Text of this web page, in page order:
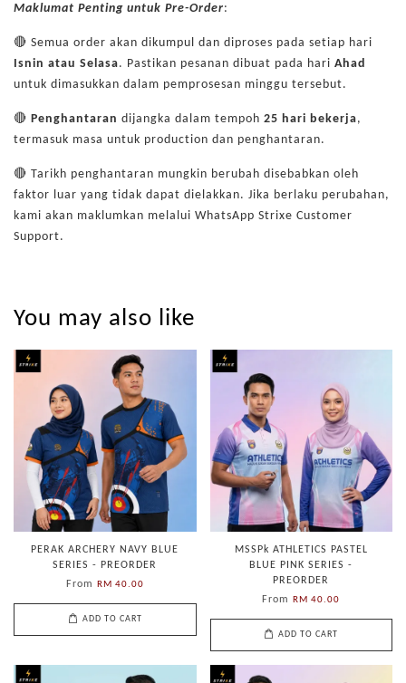
Maklumat Penting untuk Pre-Order:
🔴 Semua order akan dikumpul dan diproses pada setiap hari
Isnin atau Selasa. Pastikan pesanan dibuat pada hari Ahad
untuk dimasukkan dalam pemprosesan minggu tersebut.
🔴 Penghantaran dijangka dalam tempoh 25 hari bekerja,
termasuk masa untuk production dan penghantaran.
🔴 Tarikh penghantaran mungkin berubah disebabkan oleh
faktor luar yang tidak dapat dielakkan. Jika berlaku perubahan,
kami akan maklumkan melalui WhatsApp Strixe Customer
Support.
You may also like
PERAK ARCHERY NAVY BLUE
SERIES - PREORDER
From
RM 40.00
ADD TO CART
MSSPk ATHLETICS PASTEL
BLUE PINK SERIES -
PREORDER
FromRM 40.00
ADD TO CART